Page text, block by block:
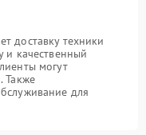
доставку техники
и качественный
могут
Также
для